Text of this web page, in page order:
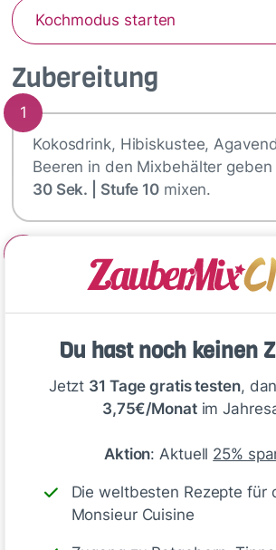
Du hast noch keinen
Jetzt 31 Tage gratis testen,
3,75€/Monatim
Aktion: Aktuell 25%
Die weltbesten Rezepte für
Monsieur Cuisine
Zubereitung
1
Kokosdrink, Hibiskustee,
Beeren in den Mixbehälter
30 Sek. | Stufe 10 mixen.
Die Eiswürfel in Gläser geben
Tipp
Welche Beeren du für
Saison und Verfügbarkeit
mit Himbeeren, Erdbeeren,
Kochmodus starten